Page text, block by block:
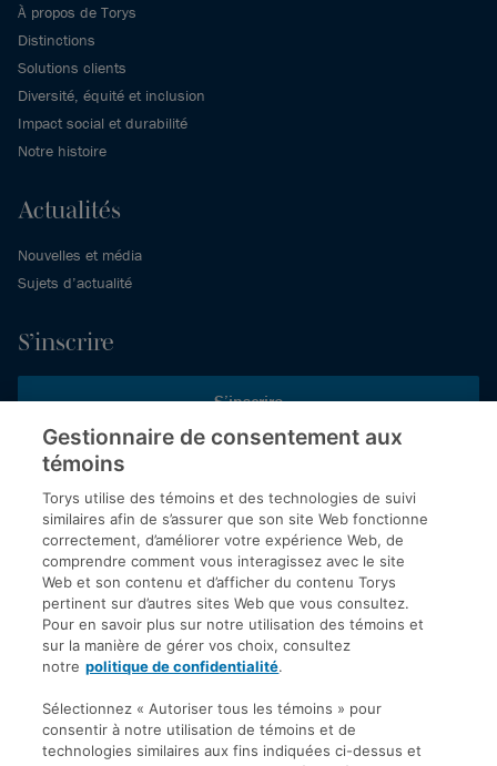
À propos de Torys
Distinctions
Solutions clients
Diversité, équité et inclusion
Impact social et durabilité
Notre histoire
Actualités
Nouvelles et média
Sujets d’actualité
S’inscrire
S’inscrire
Inscrivez-vous aux publications de Torys pour recevoir nos derniers
commentaires, notre calendrier de webinaires et d’événements et
plus encore.
© 2026 Société d'avocats Torys S.E.N.C.R.L. Tous droits
réservés.
Politique de protection des renseignements personnels
Droit d’auteur
Avis de non-responsabilité
Modalités générales
Gestionnaire de consentement aux
témoins
Torys utilise des témoins et des technologies de suivi
similaires afin de s’assurer que son site Web fonctionne
correctement, d’améliorer votre expérience Web, de
comprendre comment vous interagissez avec le site
Web et son contenu et d’afficher du contenu Torys
pertinent sur d’autres sites Web que vous consultez.
Pour en savoir plus sur notre utilisation des témoins et
sur la manière de gérer vos choix, consultez
notre politique de confidentialité.
Sélectionnez « Autoriser tous les témoins » pour
consentir à notre utilisation de témoins et de
technologies similaires aux fins indiquées ci-dessus et